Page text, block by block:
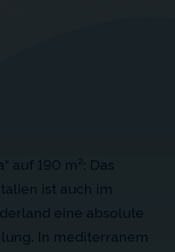
auf 190 m²: Das
ist auch im
eine absolute
In mediterranem